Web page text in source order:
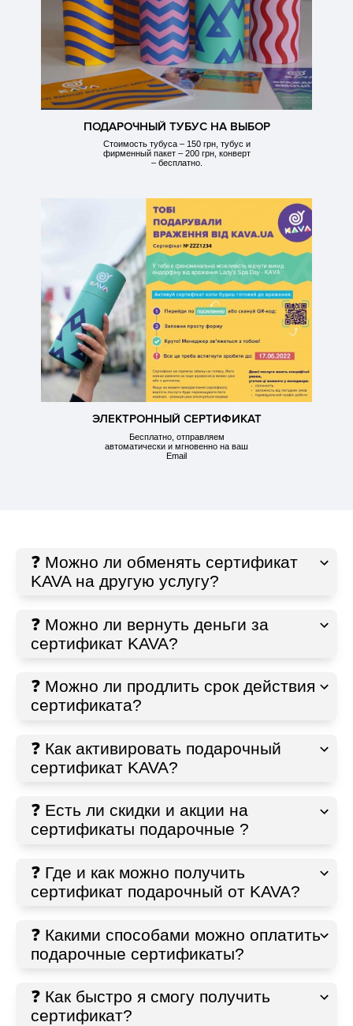
ПОДАРОЧНЫЙ ТУБУС НА ВЫБОР
Стоимость тубуса – 150 грн, тубус и
фирменный пакет – 200 грн, конверт
– бесплатно.
ЭЛЕКТРОННЫЙ СЕРТИФИКАТ
Бесплатно, отправляем
автоматически и мгновенно на ваш
Email
❓ Можно ли обменять сертификат
KAVA на другую услугу?
❓ Можно ли вернуть деньги за
сертификат KAVA?
❓ Можно ли продлить срок действия
сертификата?
❓ Как активировать подарочный
сертификат KAVA?
❓ Есть ли скидки и акции на
сертификаты подарочные ?
❓ Где и как можно получить
сертификат подарочный от KAVA?
❓ Какими способами можно оплатить
подарочные сертификаты?
❓ Как быстро я смогу получить
сертификат?